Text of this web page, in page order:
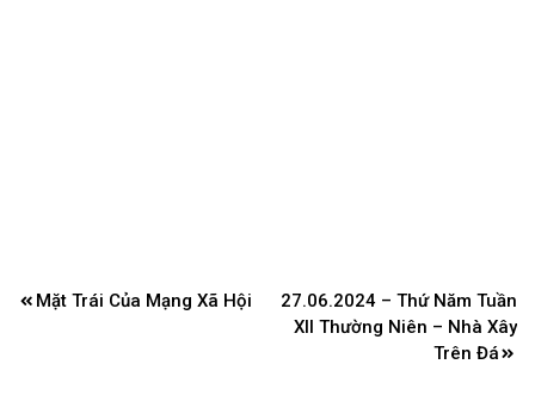
Điều
Mặt Trái Của Mạng Xã Hội
27.06.2024 – Thứ Năm Tuần
XII Thường Niên – Nhà Xây
Trên Đá